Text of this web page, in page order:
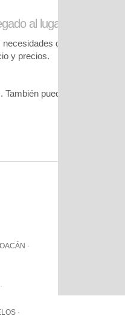
al lugar correcto!
de cuidado.
y precios.
puedes visitar